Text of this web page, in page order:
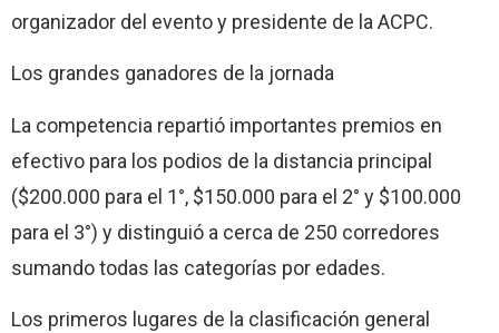
organizador del evento y presidente de la ACPC.
Los grandes ganadores de la jornada
La competencia repartió importantes premios en
efectivo para los podios de la distancia principal
($200.000 para el 1°, $150.000 para el 2° y $100.000
para el 3°) y distinguió a cerca de 250 corredores
sumando todas las categorías por edades.
Los primeros lugares de la clasificación general